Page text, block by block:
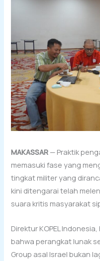
MAKASSAR — Praktik
memasuki fase yang
tingkat militer yang
kini ditengarai telah
suara kritis masyarakat
Direktur KOPEL
bahwa perangkat lunak
Group asal Israel bukan